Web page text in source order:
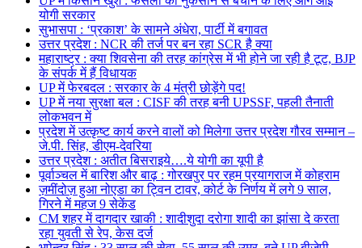
योगी सरकार
सुभासपा : ‘प्रकाश’ के सामने अंधेरा, पार्टी में बगावत
उत्तर प्रदेश : NCR की तर्ज पर बन रहा SCR है क्या
महाराष्ट्र : क्या शिवसेना की तरह कांग्रेस में भी होने जा रही है टूट, BJP
के संपर्क में हैं विधायक
UP में फेरबदल : सरकार के 4 मंत्री छोड़ेंगे पद!
UP में नया सुरक्षा बल : CISF की तरह बनी UPSSF, पहली तैनाती
लोकभवन में
प्रदेश में उत्कृष्ट कार्य करने वालों को मिलेगा उत्तर प्रदेश गौरव सम्मान –
जे.पी. सिंह, डीएम-देवरिया
उत्तर प्रदेश : अतीत बिसराइये….ये योगी का यूपी है
पूर्वाञ्चल में बारिश और बाढ़ : गोरखपुर पर रहम प्रयागराज में कोहराम
ज़मींदोज़ हुआ नोएडा का ट्विन टावर, कोर्ट के निर्णय में लगे 9 साल,
गिरने में महज 9 सेकेंड
CM शहर में दागदार खाकी : शादीशुदा दरोगा शादी का झांसा दे करता
रहा युवती से रेप, केस दर्ज